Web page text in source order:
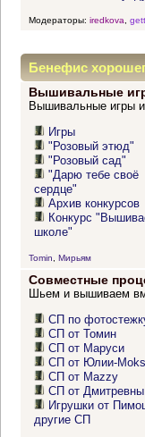
Модераторы: iredkova
Бенефис
Вышивальные
Вышивальные игры
Игры
"Розовый этюд"
"Розовый сад"
"Дарю тебе своё
сердце"
Архив конкурсов
Конкурс
школе"
Tomin
Мирьям
Совместные
Шьем и вышиваем
СП по
СП от Томин
СП от Маруси
СП от Юлии-Moks
СП от Mazzy
СП от Дмитревны
Игрушки от
другие СП